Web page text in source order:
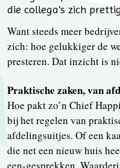
die collega’s zich
Want steeds meer
zich: hoe gelukkiger de
presteren. Dat inzicht is
Praktische zaken, van
Hoe pakt zo’n Chief
bij het regelen van
afdelingsuitjes. Of een
die net een nieuw huis